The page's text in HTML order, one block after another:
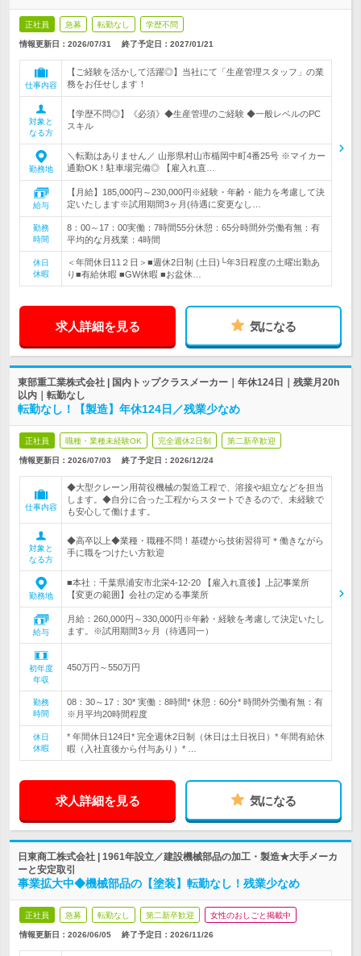
正社員 急募 転勤なし 学歴不問
情報更新日：2026/07/31 終了予定日： 2027/01/21
仕事内容
【ご経験を活かして活躍◎】当社にて「生産管理スタッフ」の業
務をお任せします！
対象と
なる方
【学歴不問◎】《必須》◆生産管理のご経験 ◆一般レベルのPC
スキル
勤務地
＼転勤はありません／ 山形県村山市楯岡中町4番25号 ※マイカー
通勤OK！駐車場完備◎ 【雇入れ直…
給与
【月給】185,000円～230,000円※経験・年齢・能力を考慮して決
定いたします※試用期間3ヶ月(待遇に変更なし…
勤務
時間
8：00～17：00実働：7時間55分休憩：65分時間外労働有無：有
平均的な月残業：4時間
休日
休暇
＜年間休日11２日＞■週休2日制 (土日)└年3日程度の土曜出勤あ
り■有給休暇 ■GW休暇 ■お盆休…
求人詳細を見る 気になる
東部重工業株式会社 | 国内トップクラスメーカー｜年休124日｜残業月20h
以内｜転勤なし
転勤なし！【製造】年休124日／残業少なめ
正社員 職種・業種未経験OK 完全週休2日制 第二新卒歓迎
情報更新日：2026/07/03 終了予定日： 2026/12/24
仕事内容
◆大型クレーン用荷役機械の製造工程で、溶接や組立などを担当
します。◆自分に合った工程からスタートできるので、未経験で
も安心して働けます。
対象と
なる方
◆高卒以上◆業種・職種不問！基礎から技術習得可＊働きながら
手に職をつけたい方歓迎
勤務地
■本社：千葉県浦安市北栄4-12-20 【雇入れ直後】上記事業所
【変更の範囲】会社の定める事業所
給与
月給：260,000円～330,000円※年齢・経験を考慮して決定いたし
ます。※試用期間3ヶ月（待遇同一）
初年度
年収
450万円～550万円
勤務
時間
08：30～17：30* 実働：8時間* 休憩：60分* 時間外労働有無：有
※月平均20時間程度
休日
休暇
* 年間休日124日* 完全週休2日制（休日は土日祝日）* 年間有給休
暇（入社直後から付与あり）* …
求人詳細を見る 気になる
日東商工株式会社 | 1961年設立／建設機械部品の加工・製造★大手メーカ
ーと安定取引
事業拡大中◆機械部品の【塗装】転勤なし！残業少なめ
正社員 急募 転勤なし 第二新卒歓迎 女性のおしごと掲載中
情報更新日：2026/06/05 終了予定日： 2026/11/26